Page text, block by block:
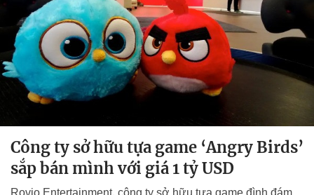
Công ty sở hữu tựa game ‘Angry Birds’
sắp bán mình với giá 1 tỷ USD
Rovio Entertainment, công ty sở hữu tựa game đình đám